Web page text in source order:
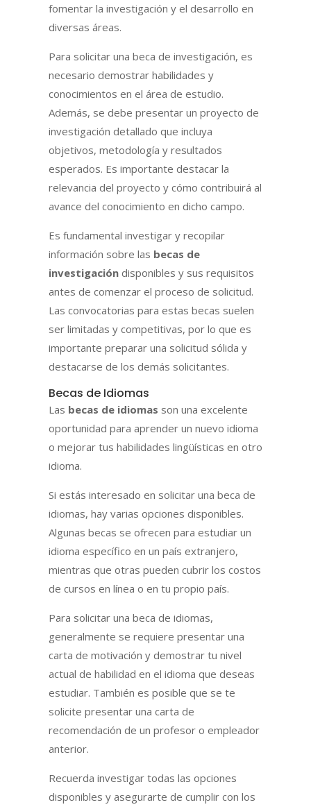
fomentar la investigación y el desarrollo en
diversas áreas.
Para solicitar una beca de investigación, es
necesario demostrar habilidades y
conocimientos en el área de estudio.
Además, se debe presentar un proyecto de
investigación detallado que incluya
objetivos, metodología y resultados
esperados. Es importante destacar la
relevancia del proyecto y cómo contribuirá al
avance del conocimiento en dicho campo.
Es fundamental investigar y recopilar
información sobre las becas de
investigacióndisponibles y sus requisitos
antes de comenzar el proceso de solicitud.
Las convocatorias para estas becas suelen
ser limitadas y competitivas, por lo que es
importante preparar una solicitud sólida y
destacarse de los demás solicitantes.
Becas de Idiomas
Las becas de idiomas son una excelente
oportunidad para aprender un nuevo idioma
o mejorar tus habilidades lingüísticas en otro
idioma.
Si estás interesado en solicitar una beca de
idiomas, hay varias opciones disponibles.
Algunas becas se ofrecen para estudiar un
idioma específico en un país extranjero,
mientras que otras pueden cubrir los costos
de cursos en línea o en tu propio país.
Para solicitar una beca de idiomas,
generalmente se requiere presentar una
carta de motivación y demostrar tu nivel
actual de habilidad en el idioma que deseas
estudiar. También es posible que se te
solicite presentar una carta de
recomendación de un profesor o empleador
anterior.
Recuerda investigar todas las opciones
disponibles y asegurarte de cumplir con los